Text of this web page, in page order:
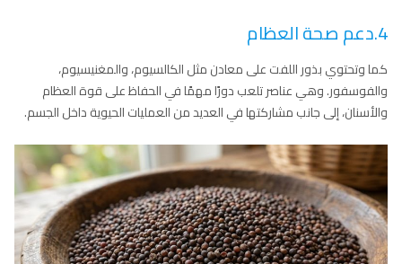
4.دعم صحة العظام
كما وتحتوي بذور اللفت على معادن مثل الكالسيوم، والمغنيسيوم،
والفوسفور. وهي عناصر تلعب دورًا مهمًا في الحفاظ على قوة العظام
والأسنان، إلى جانب مشاركتها في العديد من العمليات الحيوية داخل الجسم.